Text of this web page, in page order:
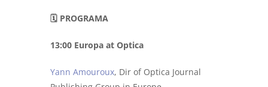
🗓️ PROGRAMA
13:00 Europa at Optica
Yann Amouroux, Dir of Optica Journal